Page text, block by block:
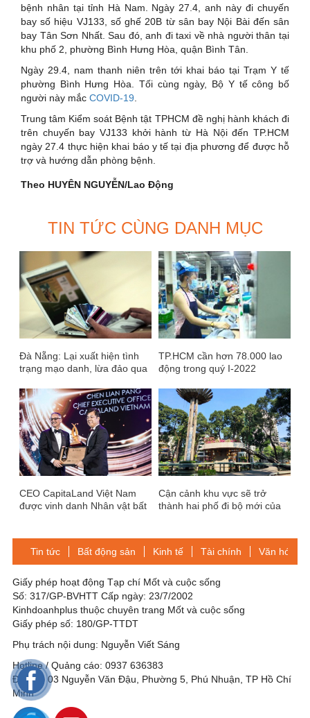
bệnh nhân tại tỉnh Hà Nam. Ngày 27.4, anh này đi chuyến
bay số hiệu VJ133, số ghế 20B từ sân bay Nội Bài đến sân
bay Tân Sơn Nhất. Sau đó, anh đi taxi về nhà người thân tại
khu phố 2, phường Bình Hưng Hòa, quận Bình Tân.
Ngày 29.4, nam thanh niên trên tới khai báo tại Trạm Y tế
phường Bình Hưng Hòa. Tối cùng ngày, Bộ Y tế công bố
người này mắc COVID-19
Trung tâm Kiểm soát Bệnh tật TPHCM đề nghị hành khách đi
trên chuyến bay VJ133 khởi hành từ Hà Nội đến TP.HCM
ngày 27.4 thực hiện khai báo y tế tại địa phương để được hỗ
trợ và hướng dẫn phòng bệnh.
Theo HUYÊN NGUYỄN/Lao Động
TIN TỨC CÙNG DANH MỤC
Đà Nẵng: Lại xuất hiện tình
trạng mạo danh, lừa đảo qua
hàng
TP.HCM cần hơn 78.000 lao
động trong quý I-2022
CEO CapitaLand Việt Nam
được vinh danh Nhân vật bất
Cận cảnh khu vực sẽ trở
thành hai phố đi bộ mới của
Tin tức Bất động sản Kinh tế Tài chính Văn hóa-
Giấy phép hoạt động Tạp chí Mốt và cuộc sống
Số: 317/GP-BVHTT Cấp ngày: 23/7/2002
Kinhdoanhplus thuộc chuyên trang Mốt và cuộc sống
Giấy phép số: 180/GP-TTDT
Phụ trách nội dung: Nguyễn Viết Sáng
Hotline / Quảng cáo: 0937 636383
Địa chỉ: 03 Nguyễn Văn Đậu, Phường 5, Phú Nhuận, TP Hồ Chí
Minh